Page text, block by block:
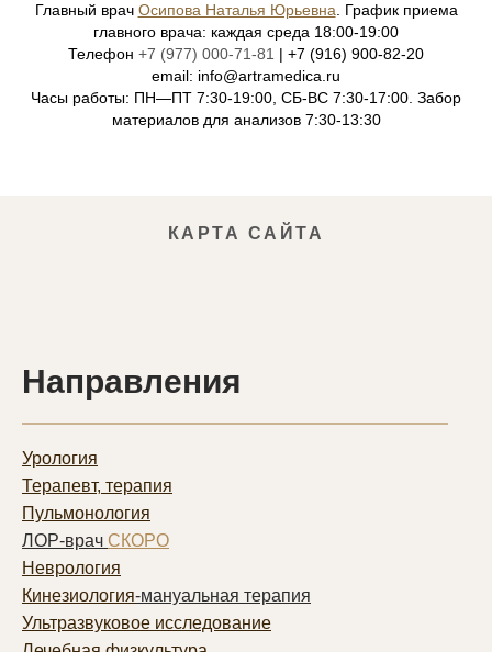
Главный врач Осипова Наталья Юрьевна . График приема
главного врача: каждая среда 18:00-19:00
Телефон +7 (977) 000-71-81 | +7 (916) 900-82-20
email: info@artramedica.ru
Часы работы: ПН—ПТ 7:30-19:00, СБ-ВС 7:30-17:00. Забор
материалов для анализов 7:30-13:30
КАРТА САЙТА
Направления
Урология
Терапевт, терапия
Пульмонология
ЛОР-врач СКОРО
Неврология
Кинезиология-мануальная терапия
Ультразвуковое исследование